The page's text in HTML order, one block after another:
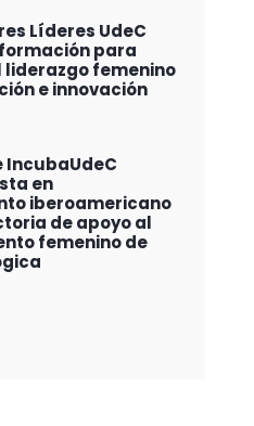
Líderes UdeC
para
femenino
e innovación
IncubaUdeC
en
iberoamericano
de apoyo al
femenino de